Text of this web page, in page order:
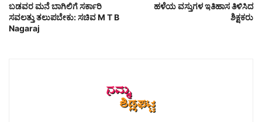
ಬಡವರ ಮನೆ ಬಾಗಿಲಿಗೆ ಸರ್ಕಾರಿ
ಸವಲತ್ತು ತಲುಪಬೇಕು: ಸಚಿವ M T B
Nagaraj
ಹಳೆಯ ವಸ್ತುಗಳ ಇತಿಹಾಸ ತಿಳಿಸಿದ
ಶಿಕ್ಷಕರು